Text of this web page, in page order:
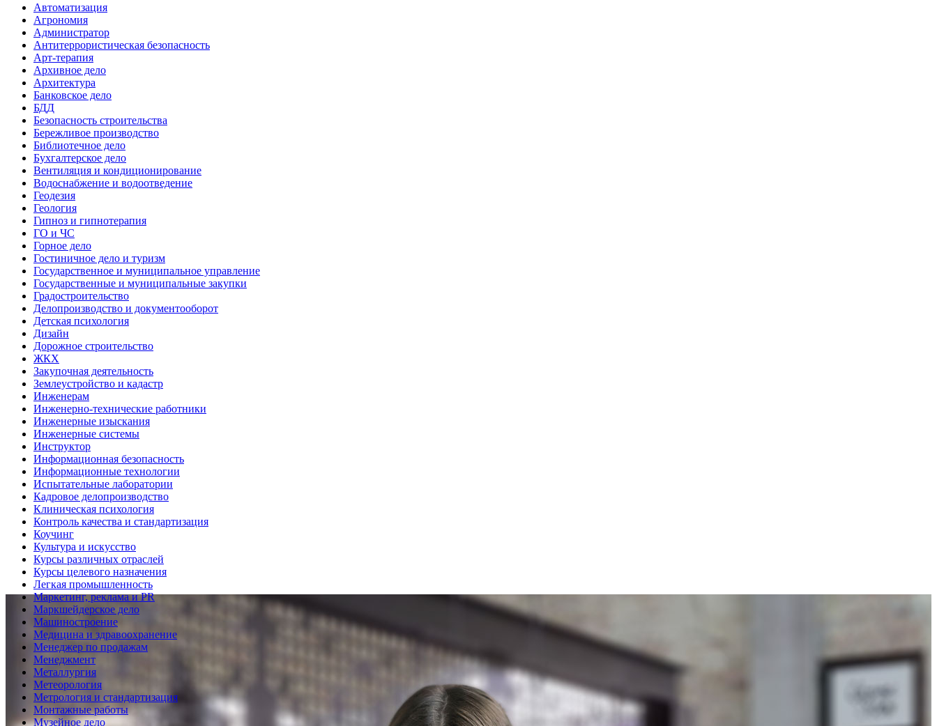
Автоматизация
Агрономия
Администратор
Антитеррористическая безопасность
Арт-терапия
Архивное дело
Архитектура
Банковское дело
БДД
Безопасность строительства
Бережливое производство
Библиотечное дело
Бухгалтерское дело
Вентиляция и кондиционирование
Водоснабжение и водоотведение
Геодезия
Геология
Гипноз и гипнотерапия
ГО и ЧС
Горное дело
Гостиничное дело и туризм
Государственное и муниципальное управление
Государственные и муниципальные закупки
Градостроительство
Делопроизводство и документооборот
Детская психология
Дизайн
Дорожное строительство
ЖКХ
Закупочная деятельность
Землеустройство и кадастр
Инженерам
Инженерно-технические работники
Инженерные изыскания
Инженерные системы
Инструктор
Информационная безопасность
Информационные технологии
Испытательные лаборатории
Кадровое делопроизводство
Клиническая психология
Контроль качества и стандартизация
Коучинг
Культура и искусство
Курсы различных отраслей
Курсы целевого назначения
Легкая промышленность
Маркетинг, реклама и PR
Маркшейдерское дело
Машиностроение
Медицина и здравоохранение
Менеджер по продажам
Менеджмент
Металлургия
Метеорология
Метрология и стандартизация
Монтажные работы
Музейное дело